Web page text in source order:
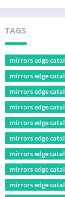
TAGS
mirrors edge
mirrors edge
mirrors edge
mirrors edge
mirrors edge
mirrors edge
mirrors edge
mirrors edge
mirrors edge